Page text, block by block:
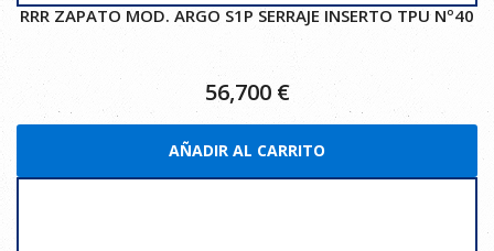
RRR ZAPATO MOD. ARGO S1P SERRAJE INSERTO TPU Nº40
56,700€
AÑADIR AL CARRITO